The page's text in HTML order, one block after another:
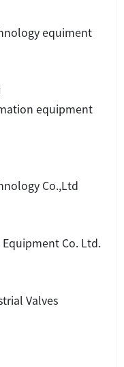
equiment
equipment
Co.,Ltd
Co. Ltd.
Valves